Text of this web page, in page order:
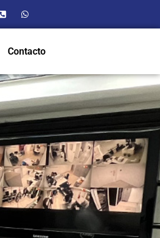
Contacto